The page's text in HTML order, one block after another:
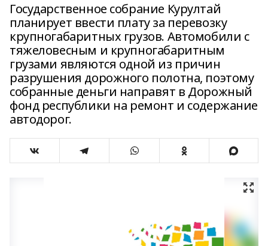
Государственное собрание Курултай
планирует ввести плату за перевозку
крупногабаритных грузов. Автомобили с
тяжеловесным и крупногабаритным
грузами являются одной из причин
разрушения дорожного полотна, поэтому
собранные деньги направят в Дорожный
фонд республики на ремонт и содержание
автодорог.